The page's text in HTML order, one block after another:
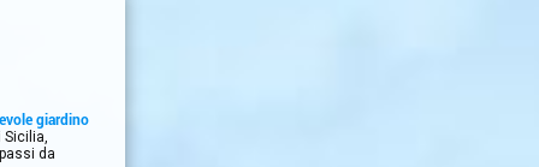
giardino
da